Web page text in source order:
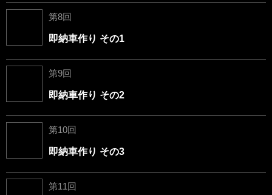
第8回
即納車作り その1
第9回
即納車作り その2
第10回
即納車作り その3
第11回